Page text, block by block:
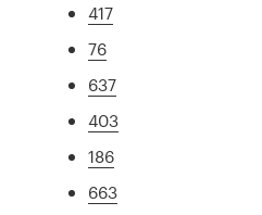
417
76
637
403
186
663